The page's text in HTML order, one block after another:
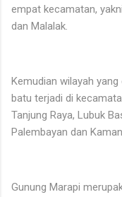
empat kecamatan,
dan Malalak.
Kemudian wilayah
batu terjadi di
Tanjung Raya, Lubuk
Palembayan dan
Gunung Marapi